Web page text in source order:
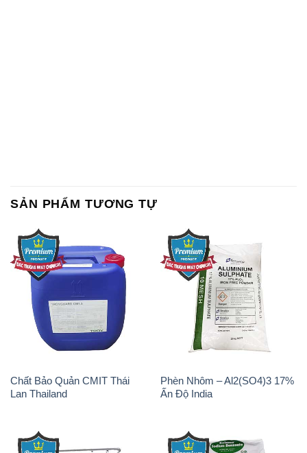
Chất Bảo Quản CMIT Thái
Lan Thailand
Phèn Nhôm – Al2(SO4)3 17%
Ấn Độ India